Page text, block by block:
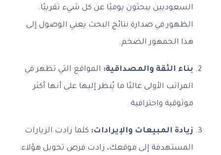
السعوديين يبحثون يوميًا عن كل شيء تقريبًا.
الظهور في صدارة نتائج البحث يعني الوصول إلى
هذا الجمهور الضخم.
بناء الثقة والمصداقية: المواقع التي تظهر في
المراتب الأولى غالبًا ما يُنظر إليها على أنها أكثر
موثوقية واحترافية.
زيادة المبيعات والإيرادات: كلما زادت الزيارات
المستهدفة إلى موقعك، زادت فرص تحويل هؤلاء